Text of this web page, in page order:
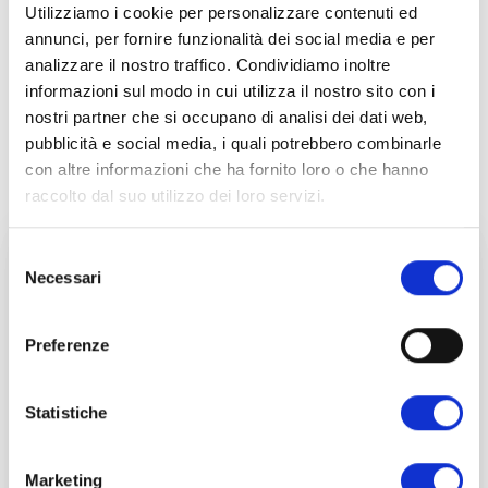
Utilizziamo i cookie per personalizzare contenuti ed
annunci, per fornire funzionalità dei social media e per
analizzare il nostro traffico. Condividiamo inoltre
informazioni sul modo in cui utilizza il nostro sito con i
nostri partner che si occupano di analisi dei dati web,
pubblicità e social media, i quali potrebbero combinarle
con altre informazioni che ha fornito loro o che hanno
raccolto dal suo utilizzo dei loro servizi.
delNecessari
Preferenze
Statistiche
Marketing
SUPERAMENTO DELL’ESAME
3 Crediti Professionali
Con i nostri corsi,
ottieni anche
Certificazioni
dall’
Certificazione